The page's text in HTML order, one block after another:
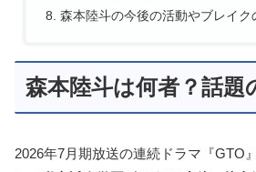
森本陸斗の今後の活動やブレイク
森本陸斗は何者？話題
2026年7月期放送の連続ドラマ『GTO